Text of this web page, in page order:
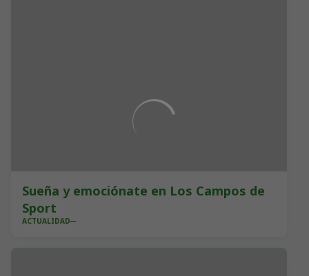
Sueña y emociónate en Los Campos de
Sport
ACTUALIDAD